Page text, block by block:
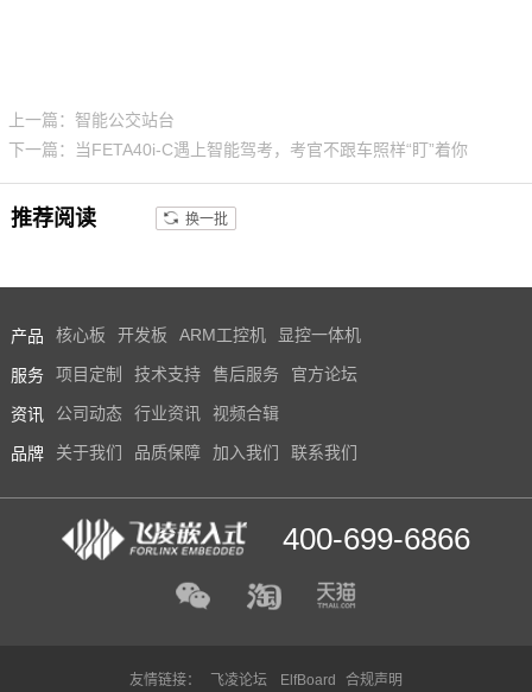
上一篇：智能公交站台
下一篇：当FETA40i-C遇上智能驾考，考官不跟车照样“盯”着你
推荐阅读 换一批
产品 核心板 开发板 ARM工控机 显控一体机
服务 项目定制 技术支持 售后服务 官方论坛
资讯 公司动态 行业资讯 视频合辑
品牌 关于我们 品质保障 加入我们 联系我们
400-699-6866
友情链接： 飞凌论坛 ElfBoard 合规声明